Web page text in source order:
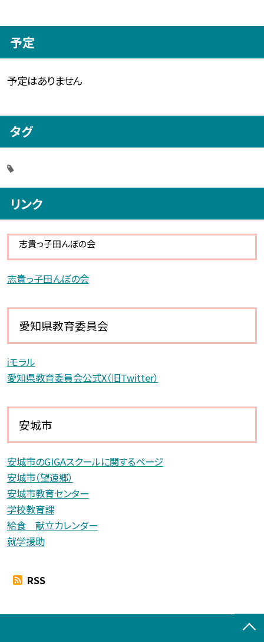
予定
予定はありません
タグ
リンク
志貴っ子田んぼの会
志貴っ子田んぼの会
愛知県教育委員会
iモラル
愛知県教育委員会公式X（旧Twitter）
安城市
安城市のGIGAスクールに関するページ
安城市（望遠郷）
安城市教育センター
学校教育課
給食 献立カレンダー
就学援助
RSS